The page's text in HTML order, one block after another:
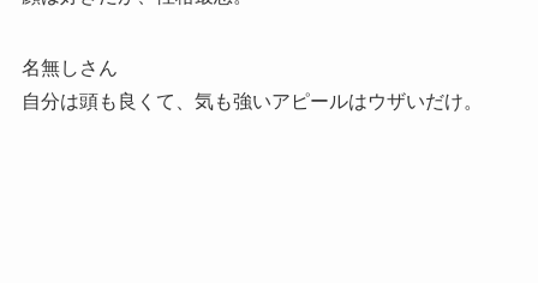
名無しさん
自分は頭も良くて、気も強いアピールはウザいだけ。